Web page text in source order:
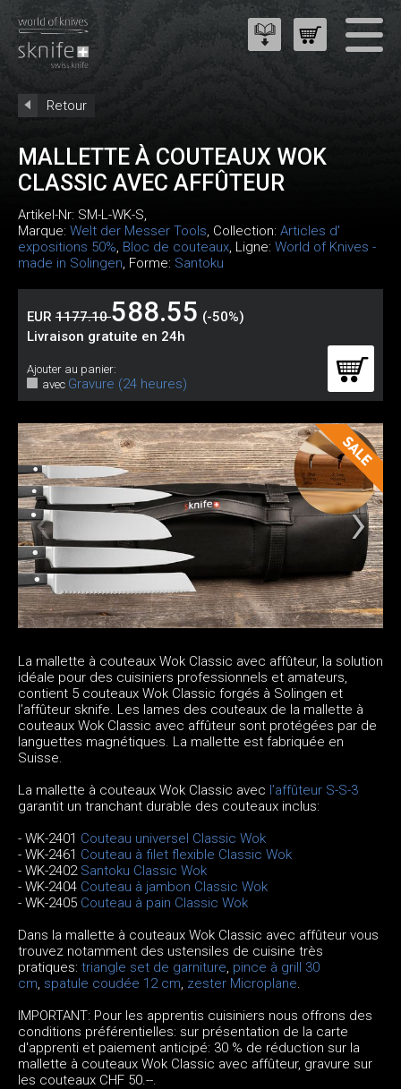
Retour
MALLETTE À COUTEAUX WOK
CLASSIC AVEC AFFÛTEUR
Artikel-Nr: SM-L-WK-S,
Marque: Welt der Messer Tools, Collection: Articles d'
expositions 50%, Bloc de couteaux, Ligne: World of Knives -
made in Solingen, Forme: Santoku
EUR 1177.10588.55 (-50%)
Livraison gratuite en 24h
Ajouter au panier:
avec Gravure (24 heures)
La mallette à couteaux Wok Classic avec affûteur, la solution
idéale pour des cuisiniers professionnels et amateurs,
contient 5 couteaux Wok Classic forgés à Solingen et
l’affûteur sknife. Les lames des couteaux de la mallette à
couteaux Wok Classic avec affûteur sont protégées par de
languettes magnétiques. La mallette est fabriquée en
Suisse.
La mallette à couteaux Wok Classic avec l’affûteur S-S-3
garantit un tranchant durable des couteaux inclus:
- WK-2401 Couteau universel Classic Wok
- WK-2461 Couteau à filet flexible Classic Wok
- WK-2402 Santoku Classic Wok
- WK-2404 Couteau à jambon Classic Wok
- WK-2405 Couteau à pain Classic Wok
Dans la mallette à couteaux Wok Classic avec affûteur vous
trouvez notamment des ustensiles de cuisine très
pratiques: triangle set de garniture, pince à grill 30
cm, spatule coudée 12 cm, zester Microplane.
IMPORTANT: Pour les apprentis cuisiniers nous offrons des
conditions préférentielles: sur présentation de la carte
d'apprenti et paiement anticipé: 30 % de réduction sur la
mallette à couteaux Wok Classic avec affûteur, gravure sur
les couteaux CHF 50.--.